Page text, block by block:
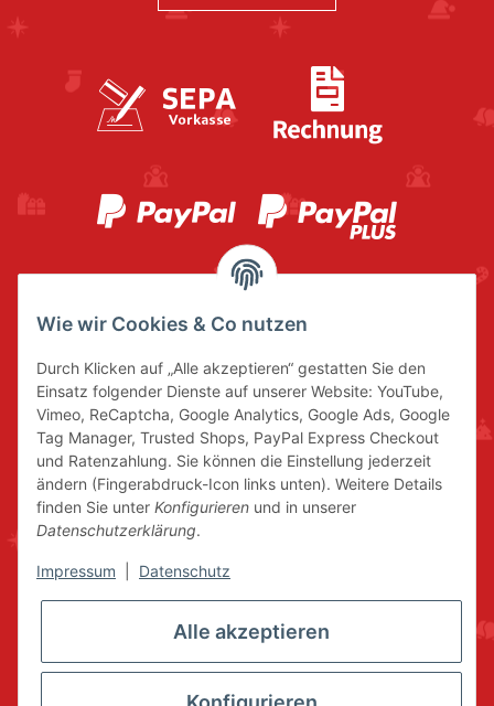
Wie wir Cookies & Co nutzen
Durch Klicken auf „Alle akzeptieren“ gestatten Sie den
Einsatz folgender Dienste auf unserer Website: YouTube,
Vimeo, ReCaptcha, Google Analytics, Google Ads, Google
Tag Manager, Trusted Shops, PayPal Express Checkout
und Ratenzahlung. Sie können die Einstellung jederzeit
ändern (Fingerabdruck-Icon links unten). Weitere Details
finden Sie unter Konfigurieren und in unserer
Datenschutzerklärung.
Impressum Datenschutz
Alle akzeptieren